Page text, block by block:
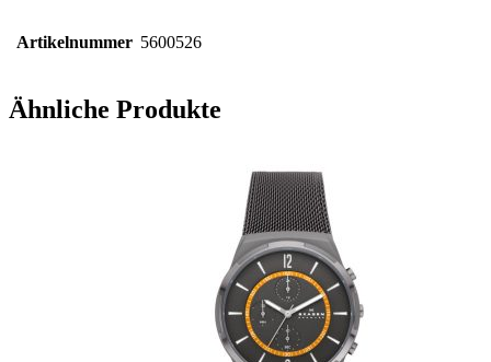
Artikelnummer 5600526
Ähnliche Produkte